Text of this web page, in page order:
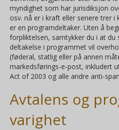
myndighet som har jurisdiksjon
osv. nå er i kraft eller senere trer
er en programdeltaker. Uten å
forpliktelsen, samtykker du i at du
deltakelse i programmet vil
(føderal, statlig eller på annen
markedsførings-e-post, inkludert
Act of 2003 og alle andre anti-
Avtalens og
varighet